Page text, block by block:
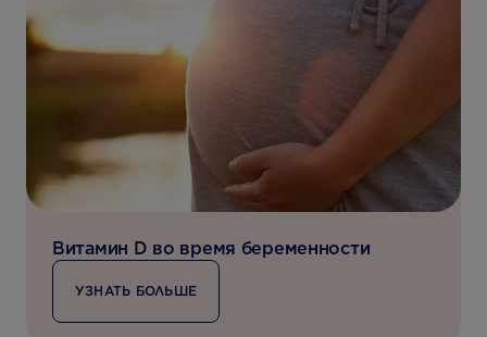
Витамин D во время беременности
УЗНАТЬ БОЛЬШЕ